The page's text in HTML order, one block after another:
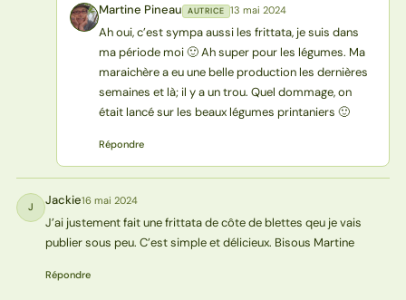
MP Martine Pineau AUTRICE 13 mai 2024
Ah oui, c’est sympa aussi les frittata, je suis dans
ma période moi 🙂 Ah super pour les légumes. Ma
maraichère a eu une belle production les dernières
semaines et là; il y a un trou. Quel dommage, on
était lancé sur les beaux légumes printaniers 🙂
Répondre
J Jackie16 mai 2024
J’ai justement fait une frittata de côte de blettes qeu je vais
publier sous peu. C’est simple et délicieux. Bisous Martine
Répondre